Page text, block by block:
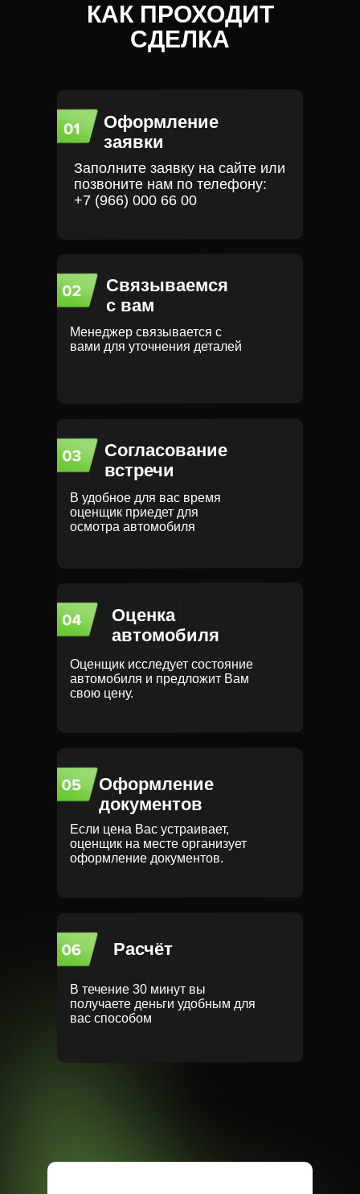
Заполните заявку на сайте или
позвоните нам по телефону:
+7 (966) 000 66 00
Оформление
заявки
Связываемся
с вам
Менеджер связывается с
вами для уточнения деталей
Согласование
встречи
В удобное для вас время
оценщик приедет для
осмотра автомобиля
Оформление
документов
Если цена Вас устраивает,
оценщик на месте организует
оформление документов.
Расчёт
Оценка
автомобиля
В течение 30 минут вы
получаете деньги удобным для
вас способом
Оценщик исследует состояние
автомобиля и предложит Вам
свою цену.
КАК ПРОХОДИТ
СДЕЛКА